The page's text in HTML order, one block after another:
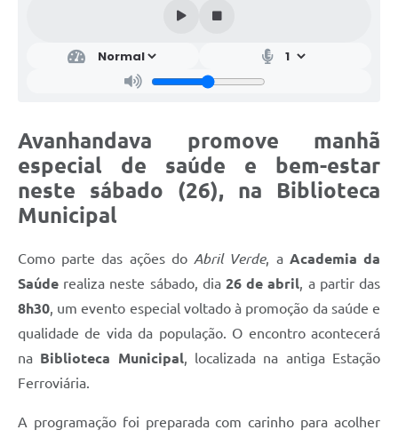
Avanhandava promove manhã
especial de saúde e bem-estar
neste sábado (26), na Biblioteca
Municipal
Como parte das ações do Abril Verde, a Academia da
Saúde realiza neste sábado, dia 26 de abril, a partir das
8h30, um evento especial voltado à promoção da saúde e
qualidade de vida da população. O encontro acontecerá
na Biblioteca Municipal, localizada na antiga Estação
Ferroviária.
A programação foi preparada com carinho para acolher